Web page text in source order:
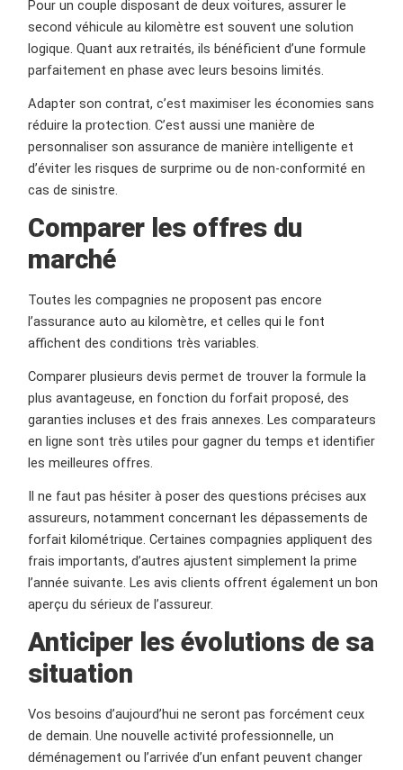
Pour un couple disposant de deux voitures, assurer le
second véhicule au kilomètre est souvent une solution
logique. Quant aux retraités, ils bénéficient d’une formule
parfaitement en phase avec leurs besoins limités.
Adapter son contrat, c’est maximiser les économies sans
réduire la protection. C’est aussi une manière de
personnaliser son assurance de manière intelligente et
d’éviter les risques de surprime ou de non-conformité en
cas de sinistre.
Comparer les offres du
marché
Toutes les compagnies ne proposent pas encore
l’assurance auto au kilomètre, et celles qui le font
affichent des conditions très variables.
Comparer plusieurs devis permet de trouver la formule la
plus avantageuse, en fonction du forfait proposé, des
garanties incluses et des frais annexes. Les comparateurs
en ligne sont très utiles pour gagner du temps et identifier
les meilleures offres.
Il ne faut pas hésiter à poser des questions précises aux
assureurs, notamment concernant les dépassements de
forfait kilométrique. Certaines compagnies appliquent des
frais importants, d’autres ajustent simplement la prime
l’année suivante. Les avis clients offrent également un bon
aperçu du sérieux de l’assureur.
Anticiper les évolutions de sa
situation
Vos besoins d’aujourd’hui ne seront pas forcément ceux
de demain. Une nouvelle activité professionnelle, un
déménagement ou l’arrivée d’un enfant peuvent changer